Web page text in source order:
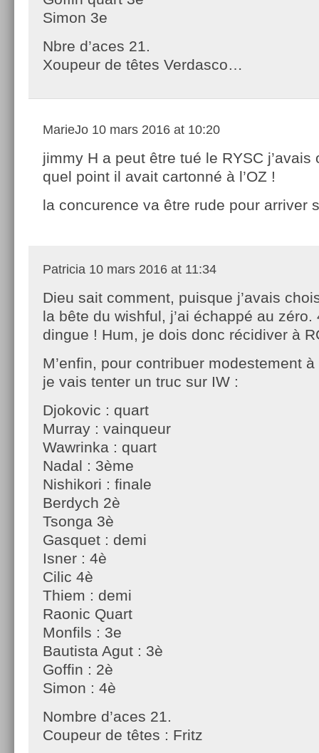
Simon 3e
Nbre d’aces 21.
Xoupeur de têtes Verdasco…
MarieJo 10 mars 2016 at 10:20
jimmy H a peut être tué le RYSC j’avais
quel point il avait cartonné à l’OZ !
la concurence va être rude pour arriver
Patricia 10 mars 2016 at 11:34
Dieu sait comment, puisque j’avais
la bête du wishful, j’ai échappé au zéro.
dingue ! Hum, je dois donc récidiver à
M’enfin, pour contribuer modestement
je vais tenter un truc sur IW :
Djokovic : quart
Murray : vainqueur
Wawrinka : quart
Nadal : 3ème
Nishikori : finale
Berdych 2è
Tsonga 3è
Gasquet : demi
Isner : 4è
Cilic 4è
Thiem : demi
Raonic Quart
Monfils : 3e
Bautista Agut : 3è
Goffin : 2è
Simon : 4è
Nombre d’aces 21.
Coupeur de têtes : Fritz